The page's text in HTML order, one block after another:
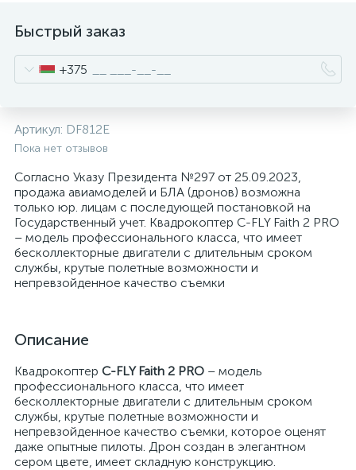
Быстрый заказ
+375
Артикул: DF812E
Пока нет отзывов
Согласно Указу Президента №297 от 25.09.2023,
продажа авиамоделей и БЛА (дронов) возможна
только юр. лицам с последующей постановкой на
Государственный учет. Квадрокоптер C-FLY Faith 2 PRO
– модель профессионального класса, что имеет
бесколлекторные двигатели с длительным сроком
службы, крутые полетные возможности и
непревзойденное качество съемки
Описание
Квадрокоптер C-FLY Faith 2 PRO – модель
профессионального класса, что имеет
бесколлекторные двигатели с длительным сроком
службы, крутые полетные возможности и
непревзойденное качество съемки, которое оценят
даже опытные пилоты. Дрон создан в элегантном
сером цвете, имеет складную конструкцию.